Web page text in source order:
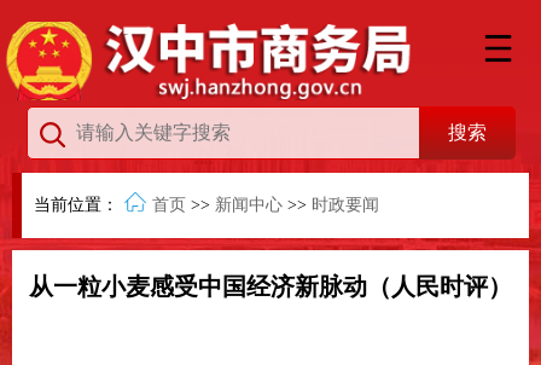
当前位置： 首页 >> 新闻中心 >> 时政要闻
从一粒小麦感受中国经济新脉动（人民时评）